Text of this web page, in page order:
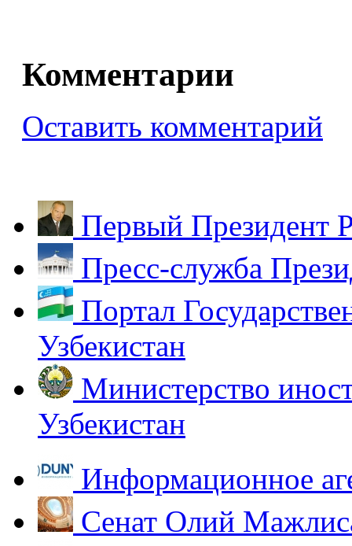
Комментарии
Оставить комментарий
Первый Президент
Пресс-служба
Портал
Узбекистан
Министерство
Узбекистан
Информационное
Сенат Олий